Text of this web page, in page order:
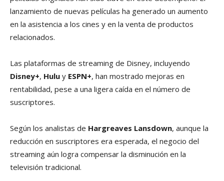
lanzamiento de nuevas películas ha generado un aumento
en la asistencia a los cines y en la venta de productos
relacionados.
Las plataformas de streaming de Disney, incluyendo
Disney+, Hulu y ESPN+, han mostrado mejoras en
rentabilidad, pese a una ligera caída en el número de
suscriptores.
Según los analistas de Hargreaves Lansdown, aunque la
reducción en suscriptores era esperada, el negocio del
streaming aún logra compensar la disminución en la
televisión tradicional.